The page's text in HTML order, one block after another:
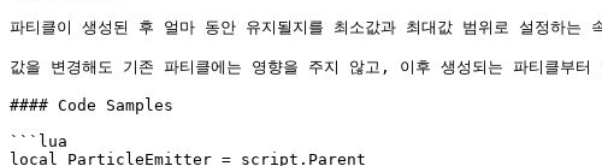
파티클이 생성된 후 얼마 동안 유지될지를 최소값과 최대값 범위로 설정하는
값을 변경해도 기존 파티클에는 영향을 주지 않고, 이후 생성되는 파티클부터
#### Code Samples
```lua
local ParticleEmitter = script.Parent